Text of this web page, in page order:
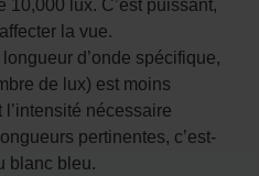
la vue.
d’onde spécifique,
de lux) est moins
l’intensité nécessaire
pertinentes, c’est-
blanc bleu.